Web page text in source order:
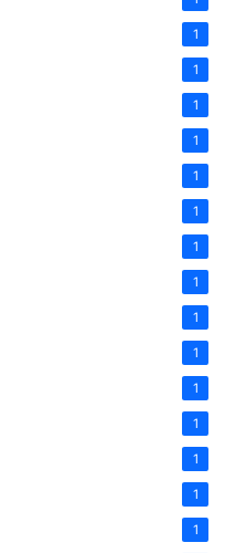
1
1
1
1
1
1
1
1
1
1
1
1
1
1
1